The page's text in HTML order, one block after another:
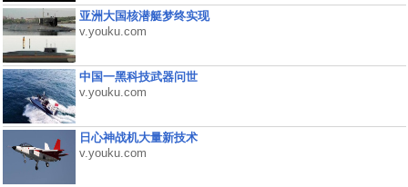
亚洲大国核潜艇梦终实现
v.youku.com
中国一黑科技武器问世
v.youku.com
日心神战机大量新技术
v.youku.com